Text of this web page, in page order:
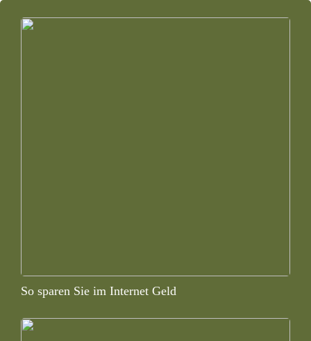
So sparen Sie im Internet Geld